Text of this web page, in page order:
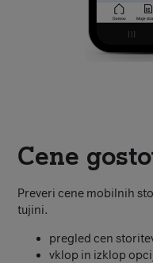
Cene
Preveri cene mobilnih
tujini.
pregled cen
vklop in izklop